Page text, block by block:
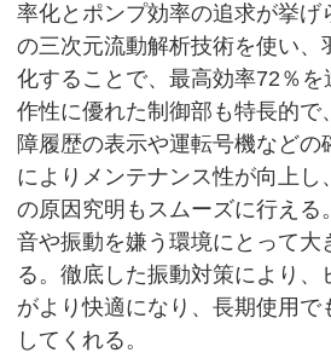
率化とポンプ効率の追求が挙げ
の三次元流動解析技術を使い、
化することで、最高効率72％
作性に優れた制御部も特長的で
障履歴の表示や運転号機などの
によりメンテナンス性が向上し
の原因究明もスムーズに行える
音や振動を嫌う環境にとって大
る。徹底した振動対策により、
がより快適になり、長期使用で
してくれる。